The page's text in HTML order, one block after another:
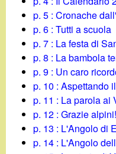
p. 5 : Cronache
p. 6 : Tutti a scuola
p. 7 : La festa di
p. 8 : La bambola
p. 9 : Un caro
p. 10 : Aspettando
p. 11 : La parola ai
p. 12 : Grazie alpini!
p. 13 : L'Angolo di
p. 14 : L'Angolo